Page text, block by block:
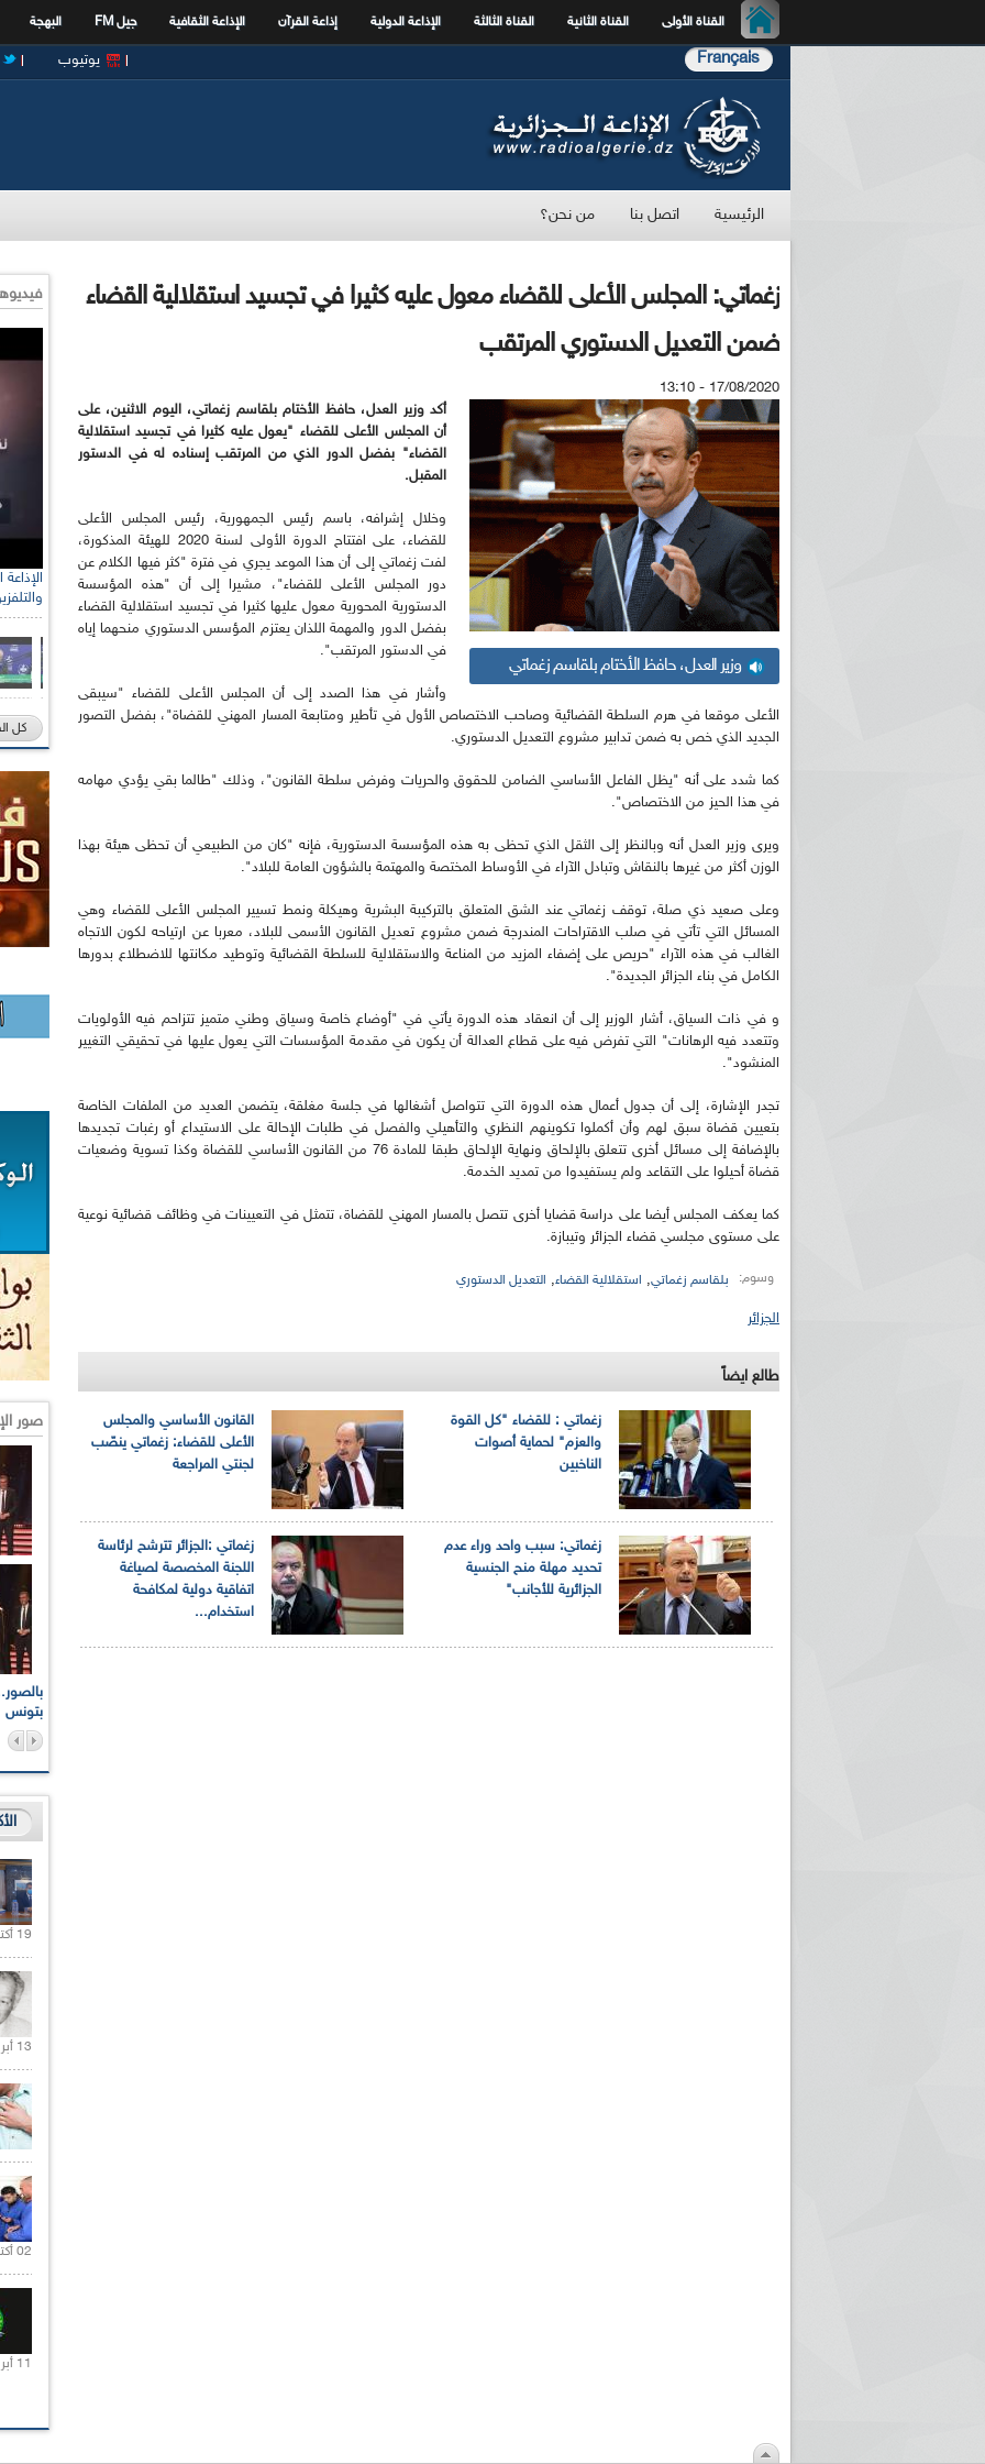
القناة الأولى القناة الثانية القناة الثالثة الإذاعة الدولية إذاعة القرآن الإذاعة الثقافية جيل FM البهجة
Français يوتيوب
الرئيسية اتصل بنا من نحن؟
زغماتي: المجلس الأعلى للقضاء معول عليه كثيرا في تجسيد استقلالية القضاء
ضمن التعديل الدستوري المرتقب
17/08/2020 - 13:10
وزير العدل، حافظ الأختام بلقاسم زغماتي
أكد وزير العدل، حافظ الأختام بلقاسم زغماتي، اليوم الاثنين، على
أن المجلس الأعلى للقضاء "يعول عليه كثيرا في تجسيد استقلالية
القضاء" بفضل الدور الذي من المرتقب إسناده له في الدستور
المقبل.
وخلال إشرافه، باسم رئيس الجمهورية، رئيس المجلس الأعلى
للقضاء، على افتتاح الدورة الأولى لسنة 2020 للهيئة المذكورة،
لفت زغماتي إلى أن هذا الموعد يجري في فترة "كثر فيها الكلام عن
دور المجلس الأعلى للقضاء"، مشيرا إلى أن "هذه المؤسسة
الدستورية المحورية معول عليها كثيرا في تجسيد استقلالية القضاء
بفضل الدور والمهمة اللذان يعتزم المؤسس الدستوري منحهما إياه
في الدستور المرتقب".
وأشار في هذا الصدد إلى أن المجلس الأعلى للقضاء "سيبقى
الأعلى موقعا في هرم السلطة القضائية وصاحب الاختصاص الأول في تأطير ومتابعة المسار المهني للقضاة"، بفضل التصور
الجديد الذي خص به ضمن تدابير مشروع التعديل الدستوري.
كما شدد على أنه "يظل الفاعل الأساسي الضامن للحقوق والحريات وفرض سلطة القانون"، وذلك "طالما بقي يؤدي مهامه
في هذا الحيز من الاختصاص".
ويرى وزير العدل أنه وبالنظر إلى الثقل الذي تحظى به هذه المؤسسة الدستورية، فإنه "كان من الطبيعي أن تحظى هيئة بهذا
الوزن أكثر من غيرها بالنقاش وتبادل الآراء في الأوساط المختصة والمهتمة بالشؤون العامة للبلاد".
وعلى صعيد ذي صلة، توقف زغماتي عند الشق المتعلق بالتركيبة البشرية وهيكلة ونمط تسيير المجلس الأعلى للقضاء وهي
المسائل التي تأتي في صلب الاقتراحات المندرجة ضمن مشروع تعديل القانون الأسمى للبلاد، معربا عن ارتياحه لكون الاتجاه
الغالب في هذه الآراء "حريص على إضفاء المزيد من المناعة والاستقلالية للسلطة القضائية وتوطيد مكانتها للاضطلاع بدورها
الكامل في بناء الجزائر الجديدة".
و في ذات السياق، أشار الوزير إلى أن انعقاد هذه الدورة يأتي في "أوضاع خاصة وسياق وطني متميز تتزاحم فيه الأولويات
وتتعدد فيه الرهانات" التي تفرض فيه على قطاع العدالة أن يكون في مقدمة المؤسسات التي يعول عليها في تحقيقي التغيير
المنشود".
تجدر الإشارة، إلى أن جدول أعمال هذه الدورة التي تتواصل أشغالها في جلسة مغلقة، يتضمن العديد من الملفات الخاصة
بتعيين قضاة سبق لهم وأن أكملوا تكوينهم النظري والتأهيلي والفصل في طلبات الإحالة على الاستيداع أو رغبات تجديدها
بالإضافة إلى مسائل أخرى تتعلق بالإلحاق ونهاية الإلحاق طبقا للمادة 76 من القانون الأساسي للقضاة وكذا تسوية وضعيات
قضاة أحيلوا على التقاعد ولم يستفيدوا من تمديد الخدمة.
كما يعكف المجلس أيضا على دراسة قضايا أخرى تتصل بالمسار المهني للقضاة، تتمثل في التعيينات في وظائف قضائية نوعية
على مستوى مجلسي قضاء الجزائر وتيبازة.
وسوم: بلقاسم زغماتي, استقلالية القضاء, التعديل الدستوري
الجزائر
طالع ايضاً
القانون الأساسي والمجلس
الأعلى للقضاء: زغماتي ينصّب
لجنتي المراجعة
زغماتي : للقضاء "كل القوة
والعزم" لحماية أصوات
الناخبين
زغماتي :الجزائر تترشح لرئاسة
اللجنة المخصصة لصياغة
اتفاقية دولية لمكافحة
استخدام...
زغماتي: سبب واحد وراء عدم
تحديد مهلة منح الجنسية
الجزائرية للأجانب"
كل
صور
بتونس
19 أكتوبر 2020 |
13 أبريل 2020 |
02 أكتوبر 2020 |
11 أبريل 2020 |